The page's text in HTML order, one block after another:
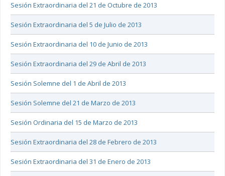
Sesión Extraordinaria del 21 de Octubre de 2013
Sesión Extraordinaria del 5 de Julio de 2013
Sesión Extraordinaria del 10 de Junio de 2013
Sesión Extraordinaria del 29 de Abril de 2013
Sesión Solemne del 1 de Abril de 2013
Sesión Solemne del 21 de Marzo de 2013
Sesión Ordinaria del 15 de Marzo de 2013
Sesión Extraordinaria del 28 de Febrero de 2013
Sesión Extraordinaria del 31 de Enero de 2013